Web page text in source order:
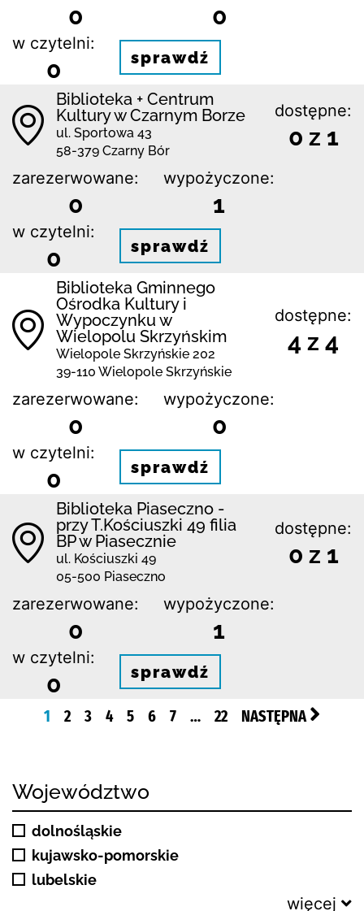
0 0
w czytelni:
0 sprawdź
Biblioteka + Centrum
Kultury w Czarnym Borze
ul. Sportowa 43
58-379 Czarny Bór
dostępne:
0 z 1
zarezerwowane:
0
wypożyczone:
1
w czytelni:
0 sprawdź
Biblioteka Gminnego
Ośrodka Kultury i
Wypoczynku w
Wielopolu Skrzyńskim
Wielopole Skrzyńskie 202
39-110 Wielopole Skrzyńskie
dostępne:
4 z 4
zarezerwowane:
0
wypożyczone:
0
w czytelni:
0 sprawdź
Biblioteka Piaseczno -
przy T.Kościuszki 49 filia
BP w Piasecznie
ul. Kościuszki 49
05-500 Piaseczno
dostępne:
0 z 1
zarezerwowane:
0
wypożyczone:
1
w czytelni:
0 sprawdź
1 2 3 4 5 6 7 … 22 NASTĘPNA
Województwo
dolnośląskie
kujawsko-pomorskie
lubelskie
więcej